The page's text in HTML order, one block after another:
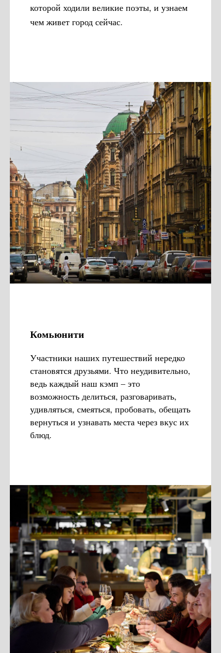
которой ходили великие поэты, и узнаем
чем живет город сейчас.
Комьюнити
Участники наших путешествий нередко
становятся друзьями. Что неудивительно,
ведь каждый наш кэмп – это
возможность делиться, разговаривать,
удивляться, смеяться, пробовать, обещать
вернуться и узнавать места через вкус их
блюд.